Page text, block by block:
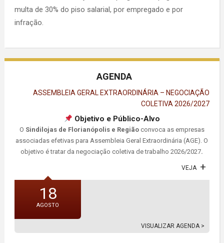
multa de 30% do piso salarial, por empregado e por
infração.
AGENDA
ASSEMBLEIA GERAL EXTRAORDINÁRIA – NEGOCIAÇÃO
COLETIVA 2026/2027
Objetivo e Público-Alvo
O Sindilojas de Florianópolis e Regiãoconvoca as empresas
associadas efetivas para Assembleia Geral Extraordinária (AGE). O
objetivo é tratar da negociação coletiva de trabalho 2026/2027.
VEJA
18
AGOSTO
VISUALIZAR AGENDA >